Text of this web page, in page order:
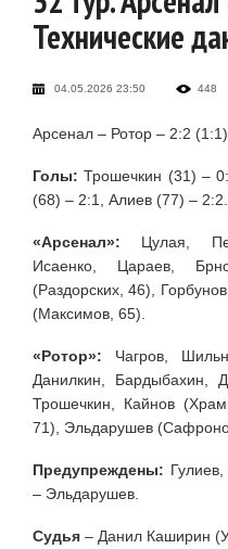
Технические
04.05.2026 23:50 448
Арсенал – Ротор – 2:2 (1:1).
Голы: Трошечкин (31) –
(68) – 2:1, Алиев (77) – 2:2.
«Арсенал»: Цулая,
Исаенко, Цараев,
(Раздорских, 46),
(Максимов, 65).
«Ротор»: Чагров,
Данилкин, Бардыбахин,
Трошечкин, Кайнов
71), Эльдарушев
Предупреждены:
– Эльдарушев.
Судья – Данил Каширин